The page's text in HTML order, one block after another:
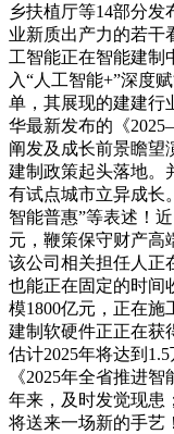
乡扶植厅等14部分
业新质出产力的若干
工智能正在智能建制
入“人工智能+”深度
单，其展现的建建行
华最新发布的《
阐发及成长前景瞻望
建制政策起头落地。
有试点城市立异成长
智能普惠”等表述！
元，鞭策保守财产高
该公司相关担任人正
也能正在固定的时间
模1800亿元，正在施
建制软硬件正正在获
估计2025年将达到
《2025年全省推进
年来，及时发觉现患
将送来一场新的手艺